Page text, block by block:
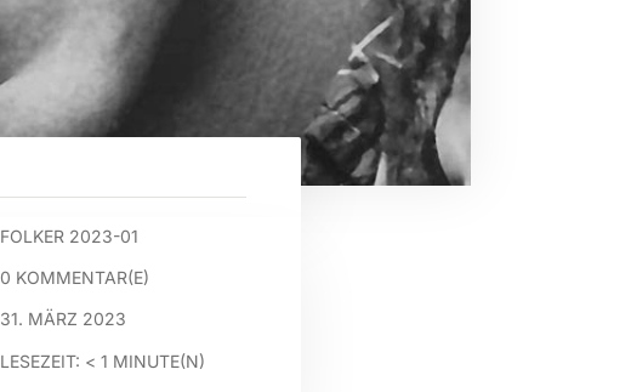
FOLKER 2023-01
0 KOMMENTAR(E)
31. MÄRZ 2023
LESEZEIT: < 1 MINUTE(N)